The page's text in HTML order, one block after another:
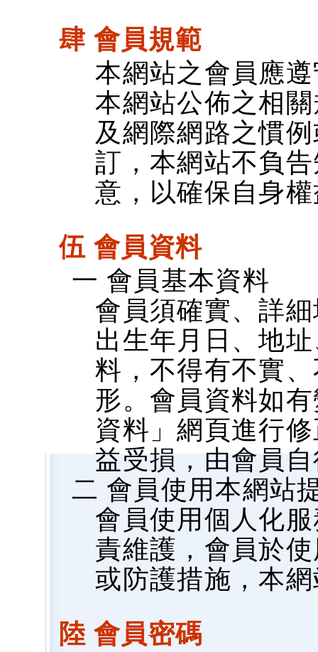
肆 會員規範
本網站之會員應
本網站公佈之相
及網際網路之慣
訂，本網站不負
意，以確保自身
伍 會員資料
一 會員基本資料
會員須確實、詳
出生年月日、地
料，不得有不實
形。會員資料如
資料」網頁進行
益受損，由會員
二 會員使用本網站
會員使用個人化
責維護，會員於
或防護措施，本
陸 會員密碼